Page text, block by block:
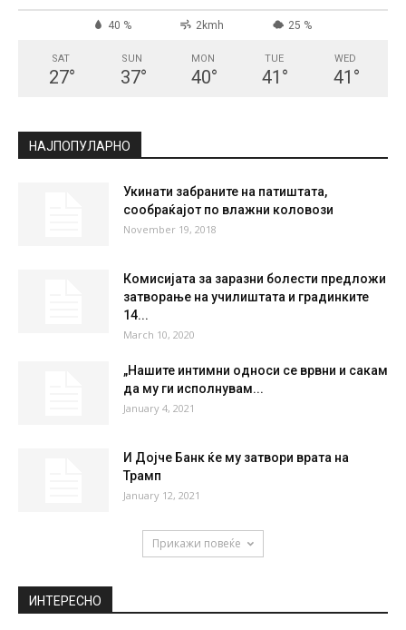
40 % 2kmh 25 %
SAT
27°
SUN
37°
MON
40°
TUE
41 °
WED
41 °
НАЈПОПУЛАРНО
Укинати забраните на патиштата,
сообраќајот по влажни коловози
November 19, 2018
Комисијата за заразни болести предложи
затворање на училиштата и градинките
14...
March 10, 2020
„Нашите интимни односи се врвни и сакам
да му ги исполнувам...
January 4, 2021
И Дојче Банк ќе му затвори врата на
Трамп
January 12, 2021
Прикажи повеќе
ИНТЕРЕСНО